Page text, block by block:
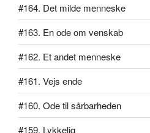
#164. Det milde menneske
#163. En ode om venskab
#162. Et andet menneske
#161. Vejs ende
#160. Ode til sårbarheden
#159. Lykkelig